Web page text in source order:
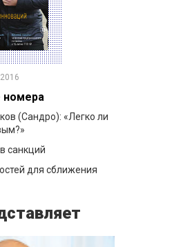
номера
(Сандро): «Легко ли
санкций
для сближения